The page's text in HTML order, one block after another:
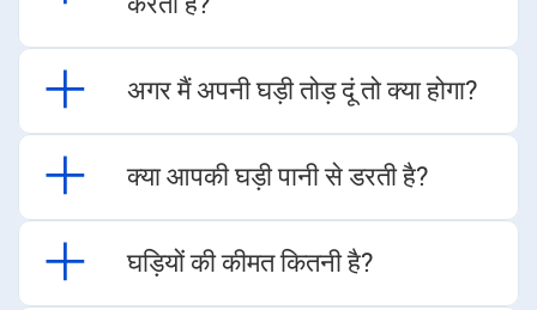
अगर मैं अपनी घड़ी तोड़ दूं तो क्या होगा?​​​​
क्या आपकी घड़ी पानी से डरती है?​​​​
घड़ियों की कीमत कितनी है?​​​​